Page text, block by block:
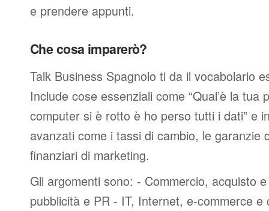
e prendere appunti.
Che cosa imparerò?
Talk Business Spagnolo ti da il vocabolario
Include cose essenziali come “Qual’è la tua
computer si è rotto è ho perso tutti i dati” e
avanzati come i tassi di cambio, le garanzie
finanziari di marketing.
Gli argomenti sono: - Commercio, acquisto
pubblicità e PR - IT, Internet, e-commerce e